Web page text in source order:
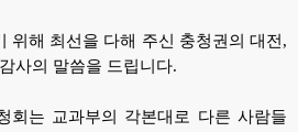
위해 최선을 다해 주신 충청권의 대전,
사의 말씀을 드립니다.
회는 교과부의 각본대로 다른 사람들